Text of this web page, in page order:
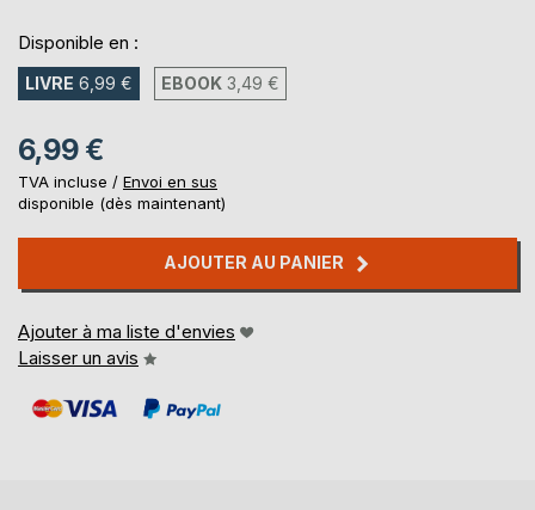
Disponible en :
LIVRE 6,99 € EBOOK 3,49 €
6,99 €
TVA incluse / Envoi en sus
disponible (dès maintenant)
AJOUTER AU PANIER
Ajouter à ma liste d'envies
Laisser un avis